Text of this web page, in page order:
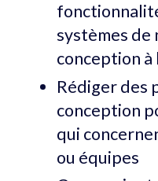
systèmes de
conception à
Rédiger des
conception
qui
ou équipes